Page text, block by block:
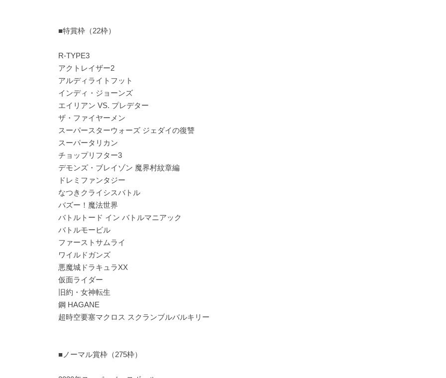
■特賞枠（22枠）
R-TYPE3
アクトレイザー2
アルディライトフット
インディ・ジョーンズ
エイリアン VS. プレデター
ザ・ファイヤーメン
スーパースターウォーズ ジェダイの復讐
スーパータリカン
チョップリフター3
デモンズ・ブレイゾン 魔界村紋章編
ドレミファンタジー
なつきクライシスバトル
バズー！魔法世界
バトルトード イン バトルマニアック
バトルモービル
ファーストサムライ
ワイルドガンズ
悪魔城ドラキュラXX
仮面ライダー
旧約・女神転生
鋼 HAGANE
超時空要塞マクロス スクランブルバルキリー
■ノーマル賞枠（275枠）